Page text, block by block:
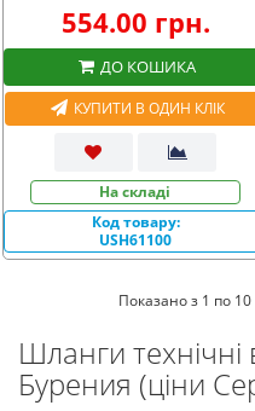
554.00 грн.
ДО КОШИКА
КУПИТИ В ОДИН КЛІК
На складі
Код товару:
USH61100
Показано з 1 по 10
Шланги
Бурения (ціни